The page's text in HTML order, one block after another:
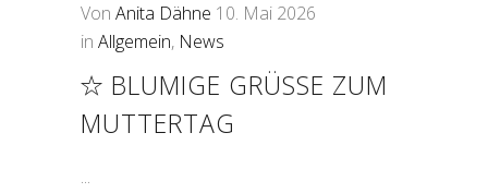
Von Anita Dähne 10. Mai 2026
in Allgemein, News
BLUMIGE GRÜSSE ZUM M
UTTERTAG